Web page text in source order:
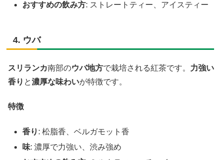
おすすめの飲み方: ストレートティー、アイスティー
4. ウバ
スリランカ南部のウバ地方で栽培される紅茶です。 力強い
香り と濃厚な味わいが特徴です。
特徴
香り : 松脂香、ベルガモット香
味: 濃厚で力強い、渋み強め